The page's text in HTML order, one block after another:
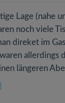
Lage (nahe
noch viele
direket im
allerdings
längeren